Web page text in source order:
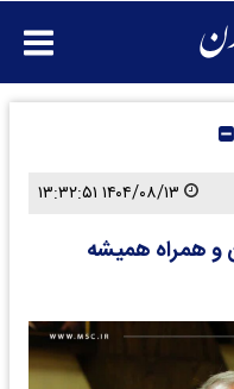
و همراه همیشه